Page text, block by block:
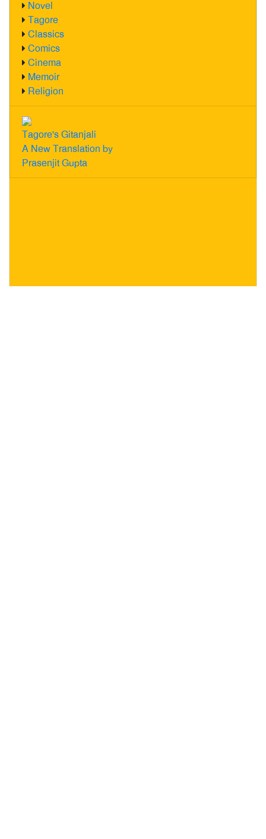
Novel
Tagore
Classics
Comics
Cinema
Memoir
Religion
Tagore's Gitanjali
A New Translation by
Prasenjit Gupta